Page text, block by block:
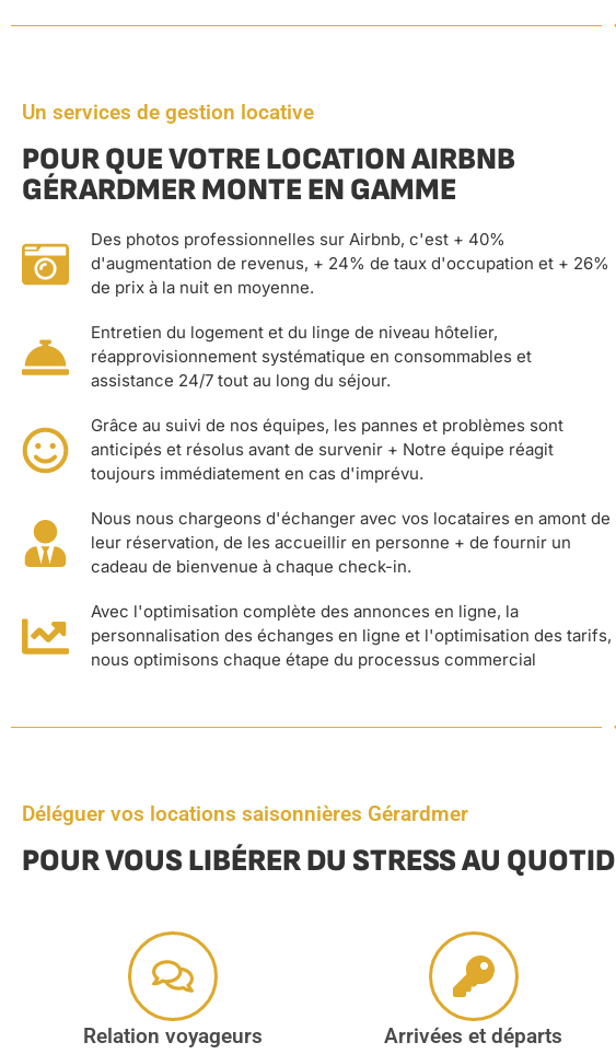
Un services de gestion locative
POUR QUE VOTRE LOCATION AIRBNB
GÉRARDMER MONTE EN GAMME
Des photos professionnelles sur Airbnb, c'est + 40%
d'augmentation de revenus, + 24% de taux d'occupation et + 26%
de prix à la nuit en moyenne.
Entretien du logement et du linge de niveau hôtelier,
réapprovisionnement systématique en consommables et
assistance 24/7 tout au long du séjour.
Grâce au suivi de nos équipes, les pannes et problèmes sont
anticipés et résolus avant de survenir + Notre équipe réagit
toujours immédiatement en cas d'imprévu.
Nous nous chargeons d'échanger avec vos locataires en amont de
leur réservation, de les accueillir en personne + de fournir un
cadeau de bienvenue à chaque check-in.
Avec l'optimisation complète des annonces en ligne, la
personnalisation des échanges en ligne et l'optimisation des tarifs,
nous optimisons chaque étape du processus commercial
Déléguer vos locations saisonnières Gérardmer
POUR VOUS LIBÉRER DU STRESS AU
Relation voyageurs Arrivées et départs